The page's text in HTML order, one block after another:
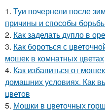
1. Туи почернели после
причины и способы
2. Как заделать дупло в
3. Как бороться с
мошек в комнатных цветах
4. Как избавиться от
домашних условиях. Как
цветов
5. Мошки в цветочных